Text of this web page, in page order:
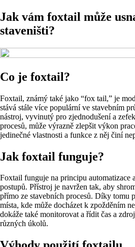
Jak vám foxtail může
staveništi?
Co je foxtail?
Foxtail, známý také jako “fox tail,” je
stává stále více populární ve stavebním
nástroj, vyvinutý pro zjednodušení a
procesů, může výrazně zlepšit výkon
jedinečné vlastnosti a funkce z něj činí
Jak foxtail funguje?
Foxtail funguje na principu automatizace
postupů. Přístroj je navržen tak, aby
přímo ze stavebních procesů. Díky tomu
místa, kde může docházet k zpožděním
dokáže také monitorovat a řídit čas a
různých úkolů.